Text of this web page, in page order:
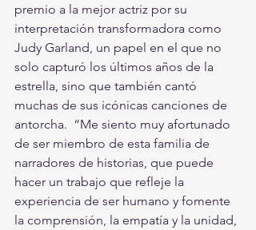
premio a la mejor actriz por su
interpretación transformadora como
Judy Garland, un papel en el que no
solo capturó los últimos años de la
estrella, sino que también cantó
muchas de sus icónicas canciones de
antorcha.  “Me siento muy afortunado
de ser miembro de esta familia de
narradores de historias, que puede
hacer un trabajo que refleje la
experiencia de ser humano y fomente
la comprensión, la empatía y la unidad,